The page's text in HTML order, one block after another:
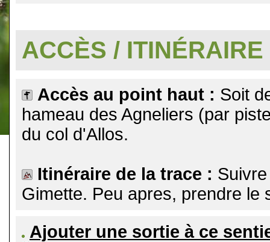
ACCÈS / ITINÉRAIRE
Accès au point haut : Soit
hameau des Agneliers (par
du col d'Allos.
Itinéraire de la trace :
Gimette. Peu apres, prendre le
Ajouter une sortie à ce